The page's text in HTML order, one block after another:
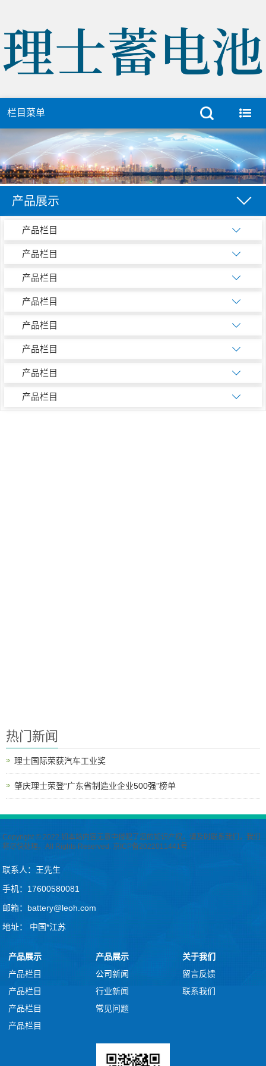
栏目菜单
产品展示
产品栏目
产品栏目
产品栏目
产品栏目
产品栏目
产品栏目
产品栏目
产品栏目
热门新闻
理士国际荣获汽车工业奖
肇庆理士荣登“广东省制造业企业500强”榜单
Copyright © 2022 如本站内容无意中侵犯了您的知识产权，请及时联系我们，我们
将尽快处理。All Rights Reserved. 京ICP备2022011441号
联系人：王先生
手机：17600580081
邮箱：battery@leoh.com
地址： 中国*江苏
产品展示
产品栏目
产品栏目
产品栏目
产品栏目
产品展示
公司新闻
行业新闻
常见问题
关于我们
留言反馈
联系我们